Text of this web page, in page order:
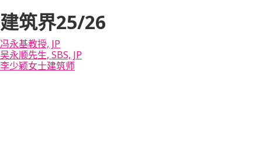
建筑界25/26
冯永基教授, JP
吴永顺先生, SBS, JP
李少颖女士建筑师